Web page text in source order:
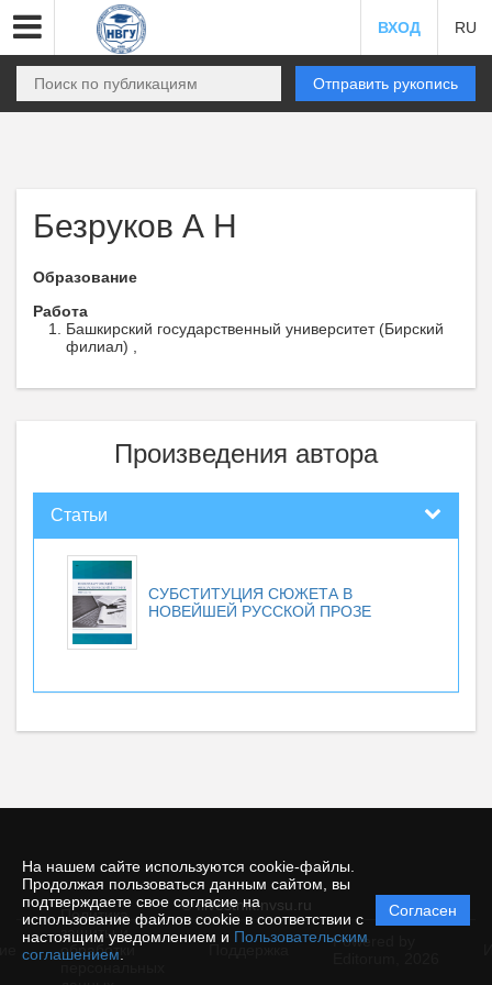
На нашем сайте используются cookie-файлы.
Продолжая пользоваться данным сайтом, вы
подтверждаете свое согласие на
использование файлов cookie в соответствии с
настоящим уведомлением и Пользовательским
соглашением
Согласен
ВХОД RU
Отправить рукопись
Безруков А Н
Образование
Работа
Башкирский государственный университет (Бирский
филиал) ,
Произведения автора
Статьи
СУБСТИТУЦИЯ СЮЖЕТА В
НОВЕЙШЕЙ РУССКОЙ ПРОЗЕ
© filvestnik.nvsu.ru
Политика
защиты и
обработки
Powered by